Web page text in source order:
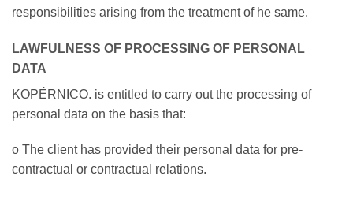
responsibilities arising from the treatment of he same.
LAWFULNESS OF PROCESSING OF PERSONAL
DATA
KOPÉRNICO. is entitled to carry out the processing of
personal data on the basis that:
o The client has provided their personal data for pre-
contractual or contractual relations.